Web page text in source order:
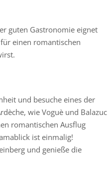
guten Gastronomie eignet
einen romantischen
und besuche eines der
wie Voguè und Balazuc
romantischen Ausflug
ist einmalig!
und genieße die